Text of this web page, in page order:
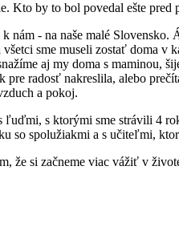
Kto by to bol povedal ešte pred
nám - na naše malé Slovensko.
sme museli zostať doma v
aj my doma s maminou,
pre radosť nakreslila, alebo
a pokoj.
ľuďmi, s ktorými sme strávili 4
so spolužiakmi a s učiteľmi,
že si začneme viac vážiť v